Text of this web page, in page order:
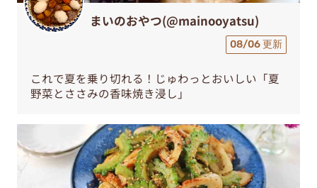
まいのおやつ(@mainooyatsu)
08/06 更新
これで夏を乗り切れる！じゅわっとおいしい「夏
野菜とささみの香味焼き浸し」